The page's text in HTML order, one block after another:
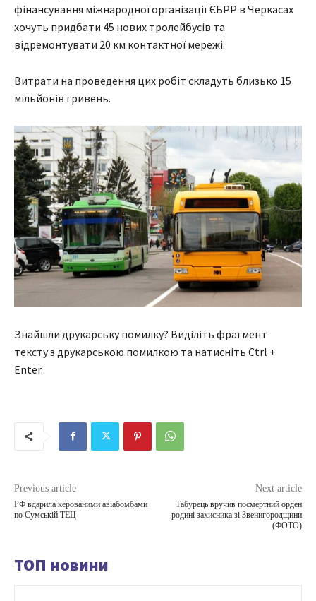
фінансування міжнародної організації ЄБРР в Черкасах
хочуть придбати 45 нових тролейбусів та
відремонтувати 20 км контактної мережі.
Витрати на проведення цих робіт складуть близько 15
мільйонів гривень.
Знайшли друкарську помилку? Виділіть фрагмент
тексту з друкарською помилкою та натисніть Ctrl +
Enter.
Previous article
РФ вдарила керованими авіабомбами
по Сумській ТЕЦ
Next article
Табурець вручив посмертний орден
родині захисника зі Звенигородщини
(ФОТО)
ТОП новини